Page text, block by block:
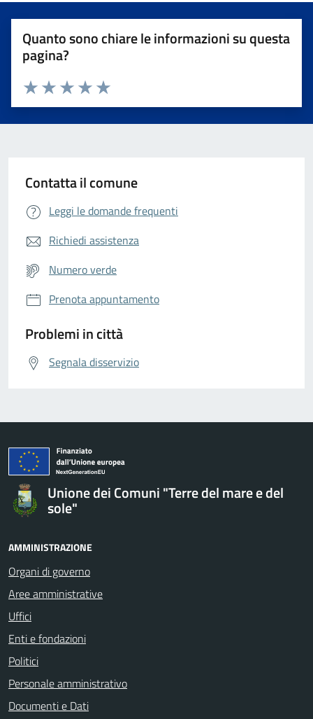
Quanto sono chiare le informazioni su questa
pagina?
Valuta da 1 a 5 stelle la pagina
Valuta 5 stelle su 5
Valuta 4 stelle su 5
Valuta 3 stelle su 5
Valuta 2 stelle su 5
Valuta 1 stelle su 5
Contatta il comune
Leggi le domande frequenti
Richiedi assistenza
Numero verde
Prenota appuntamento
Problemi in città
Segnala disservizio
Unione dei Comuni "Terre del mare e del
sole"
AMMINISTRAZIONE
Organi di governo
Aree amministrative
Uffici
Enti e fondazioni
Politici
Personale amministrativo
Documenti e Dati